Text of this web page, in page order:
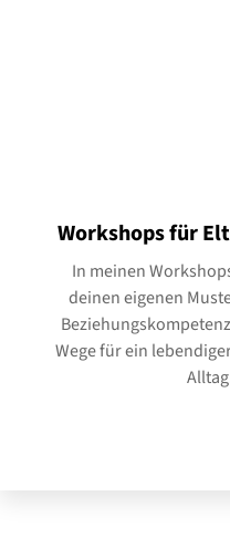
Workshops für
In meinen
deinen eigenen
Wege für ein